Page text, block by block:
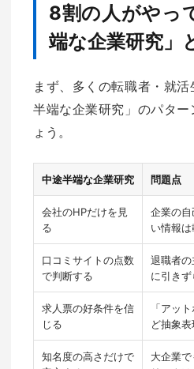
8割の人がやっ
端な企業研究」
まず、多くの転職者・就
半端な企業研究」のパタ
ょう。
中途半端な企業研究 問題点
会社のHPだけを見
る
企業の
い情報
口コミサイトの点数
で判断する
退職者
に引き
求人票の好条件を信
じる
「アッ
ど抽象
知名度の高さだけで
大企業